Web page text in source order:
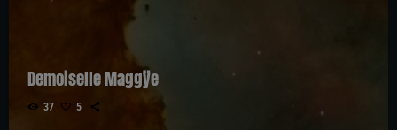
Demoiselle Maggÿe
37 5